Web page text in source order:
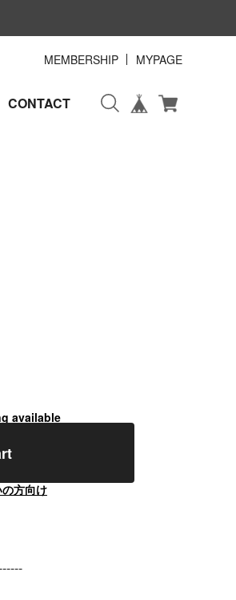
CONTACT
MEMBERSHIP MYPAGE
available
方向け